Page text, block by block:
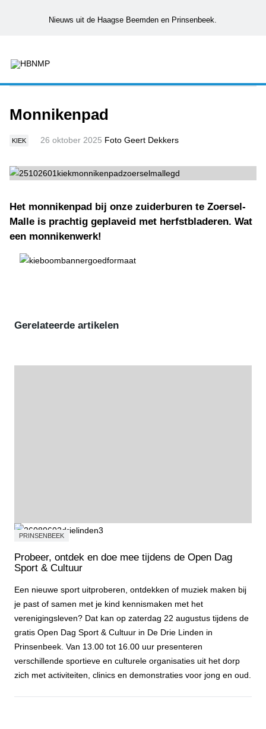
Nieuws uit de Haagse Beemden en Prinsenbeek.
Monnikenpad
KIEK 26 oktober 2025 Foto Geert Dekkers
Het monnikenpad bij onze zuiderburen te Zoersel-
Malle is prachtig geplaveid met herfstbladeren. Wat
een monnikenwerk!
Gerelateerde artikelen
PRINSENBEEK
Probeer, ontdek en doe mee tijdens de Open Dag
Sport & Cultuur
Een nieuwe sport uitproberen, ontdekken of muziek maken bij
je past of samen met je kind kennismaken met het
verenigingsleven? Dat kan op zaterdag 22 augustus tijdens de
gratis Open Dag Sport & Cultuur in De Drie Linden in
Prinsenbeek. Van 13.00 tot 16.00 uur presenteren
verschillende sportieve en culturele organisaties uit het dorp
zich met activiteiten, clinics en demonstraties voor jong en oud.